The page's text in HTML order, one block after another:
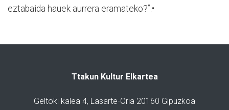
eztabaida hauek aurrera eramateko?”.•
Ttakun Kultur Elkartea
Geltoki kalea 4, Lasarte-Oria 20160 Gipuzkoa